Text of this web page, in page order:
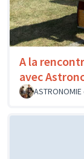
A la
avec